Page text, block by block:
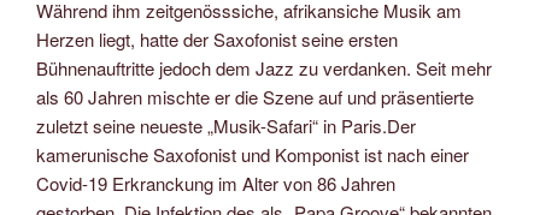
Während ihm zeitgenösssiche, afrikansiche Musik am
Herzen liegt, hatte der Saxofonist seine ersten
Bühnenauftritte jedoch dem Jazz zu verdanken. Seit mehr
als 60 Jahren mischte er die Szene auf und präsentierte
zuletzt seine neueste „Musik-Safari“ in Paris.Der
kamerunische Saxofonist und Komponist ist nach einer
Covid-19 Erkranckung im Alter von 86 Jahren